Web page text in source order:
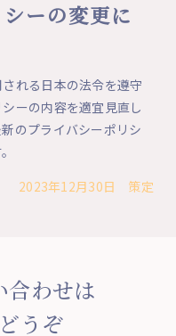
ーの変更に
れる日本の法令を遵守
ーの内容を適宜見直し
のプライバシーポリシ
2023年12月30日 策定
合わせは
うぞ